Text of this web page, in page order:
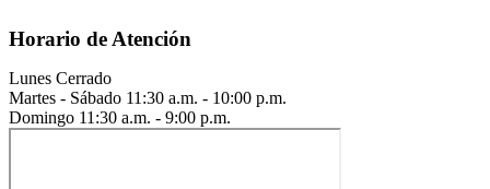
Horario de Atención
Lunes Cerrado
Martes - Sábado 11:30 a.m. - 10:00 p.m.
Domingo 11:30 a.m. - 9:00 p.m.